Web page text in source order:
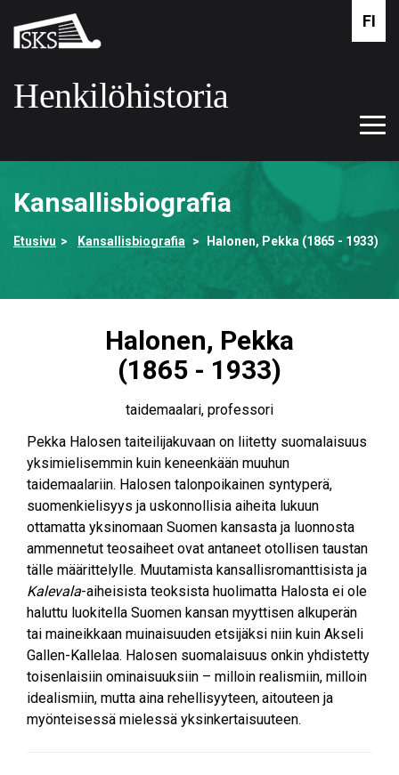
pääsisältöön
Suomalaisen
kirjallisuuden
Henkilöhistoria
FI
Kansallisbiografia
Etusivu Kansallisbiografia Halonen, Pekka (1865 - 1933)
Halonen, Pekka
(1865 - 1933)
taidemaalari, professori
Pekka Halosen taiteilijakuvaan on liitetty suomalaisuus
yksimielisemmin kuin keneenkään muuhun
taidemaalariin. Halosen talonpoikainen syntyperä,
suomenkielisyys ja uskonnollisia aiheita lukuun
ottamatta yksinomaan Suomen kansasta ja luonnosta
ammennetut teosaiheet ovat antaneet otollisen taustan
tälle määrittelylle. Muutamista kansallisromanttisista ja
Kalevala-aiheisista teoksista huolimatta Halosta ei ole
haluttu luokitella Suomen kansan myyttisen alkuperän
tai maineikkaan muinaisuuden etsijäksi niin kuin Akseli
Gallen-Kallelaa. Halosen suomalaisuus onkin yhdistetty
toisenlaisiin ominaisuuksiin – milloin realismiin, milloin
idealismiin, mutta aina rehellisyyteen, aitouteen ja
myönteisessä mielessä yksinkertaisuuteen.